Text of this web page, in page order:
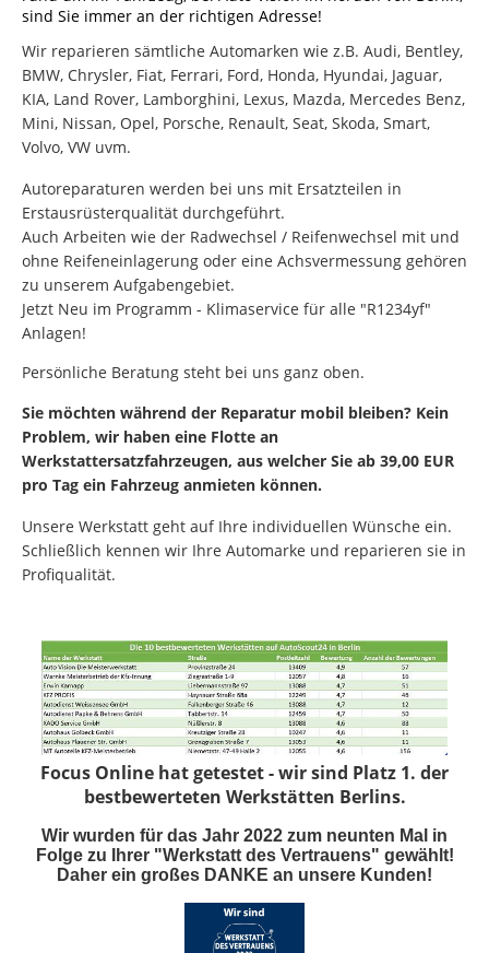
sind Sie immer an der richtigen Adresse!
Wir reparieren sämtliche Automarken wie z.B. Audi, Bentley,
BMW, Chrysler, Fiat, Ferrari, Ford, Honda, Hyundai, Jaguar,
KIA, Land Rover, Lamborghini, Lexus, Mazda, Mercedes Benz,
Mini, Nissan, Opel, Porsche, Renault, Seat, Skoda, Smart,
Volvo, VW uvm.
Autoreparaturen werden bei uns mit Ersatzteilen in
Erstausrüsterqualität durchgeführt.
Auch Arbeiten wie der Radwechsel / Reifenwechsel mit und
ohne Reifeneinlagerung oder eine Achsvermessung gehören
zu unserem Aufgabengebiet.
Jetzt Neu im Programm - Klimaservice für alle "R1234yf"
Anlagen!
Persönliche Beratung steht bei uns ganz oben.
Sie möchten während der Reparatur mobil bleiben? Kein
Problem, wir haben eine Flotte an
Werkstattersatzfahrzeugen, aus welcher Sie ab 39,00 EUR
pro Tag ein Fahrzeug anmieten können.
Unsere Werkstatt geht auf Ihre individuellen Wünsche ein.
Schließlich kennen wir Ihre Automarke und reparieren sie in
Profiqualität.
Focus Online hat getestet - wir sind Platz 1. der
bestbewerteten Werkstätten Berlins.
Wir wurden für das Jahr 2022 zum neunten Mal in
Folge zu Ihrer "Werkstatt des Vertrauens" gewählt!
Daher ein großes DANKE an unsere Kunden!